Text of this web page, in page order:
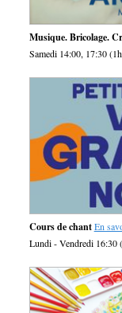
Musique. Bricolage.
Samedi 14:00, 17:30
Cours de chant En
Lundi - Vendredi 16:30